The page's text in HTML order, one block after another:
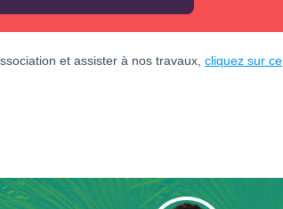
et assister à nos travaux, cliquez sur ce